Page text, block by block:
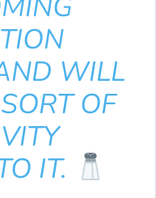
WILL
OF
IT.